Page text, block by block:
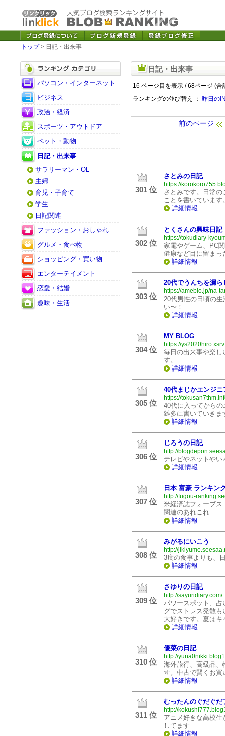
トップ> 日記・出来事
パソコン・インターネット
ビジネス
政治・経済
スポーツ・アウトドア
ペット・動物
日記・出来事
サラリーマン・OL
主婦
育児・子育て
学生
日記関連
ファッション・おしゃれ
グルメ・食べ物
ショッピング・買い物
エンターテイメント
恋愛・結婚
趣味・生活
日記・出来事
16 ページ目を表示 / 68ページ (合
ランキングの並び替え ： 昨日の
前のページ
301 位
さとみの日記
https://
さとみです。日常
ことを書いています
詳細情報
302 位
とくさんの興味日記
https://tokudiary-
家電やゲーム、PC
健康など目に留まっ
詳細情報
303 位
20代でうんちを漏
https://ameblo.jp/na-
20代男性の日頃の
い〜！
詳細情報
304 位
MY BLOG
https://
毎日の出来事や楽し
す。
詳細情報
305 位
40代まじかエンジ
https://
40代に入ってから
雑多に書いていきま
詳細情報
306 位
じろうの日記
http://
テレビやネットやい
詳細情報
307 位
日本 富豪 ランキン
http://fugou-
米経済誌フォーブス
関連のあれこれ
詳細情報
308 位
みがるにいこう
http://
3度の食事よりも、
詳細情報
309 位
さゆりの日記
http://sayuridiary.com/
パワースポット、占
グでストレス発散
大好きです。夏は
詳細情報
310 位
優菜の日記
http://
海外旅行、高級品、
す。中古で賢くお買
詳細情報
311 位
むったんのぐだぐだ
http://
アニメ好きな高校
してます
詳細情報